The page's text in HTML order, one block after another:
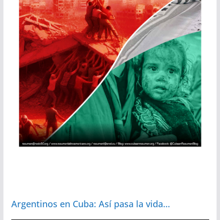
Argentinos en Cuba: Así pasa la vida…